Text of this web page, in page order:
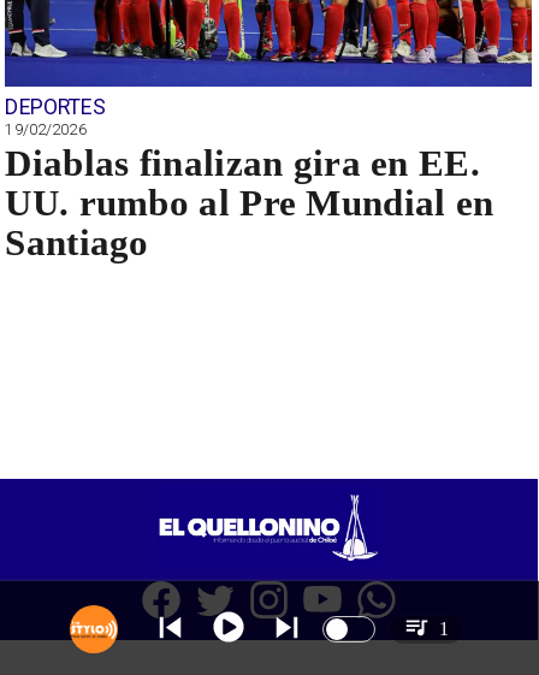
DEPORTES
19/02/2026
Diablas finalizan gira en EE.
UU. rumbo al Pre Mundial en
Santiago
1